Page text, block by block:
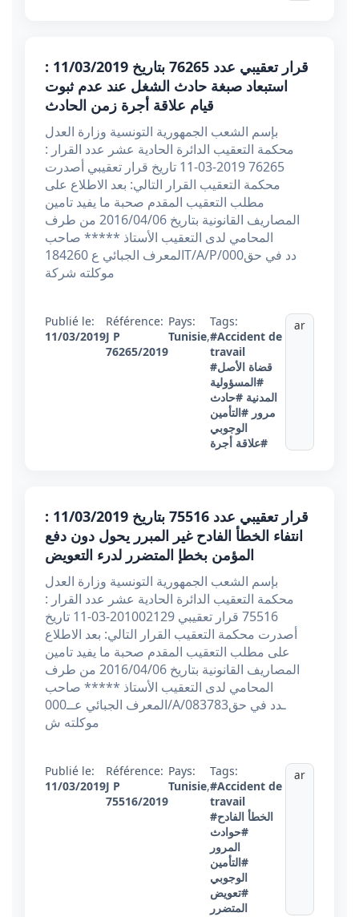
قرار تعقيبي عدد 76265 بتاريخ 11/03/2019 :
استبعاد صبغة حادث الشغل عند عدم ثبوت
قيام علاقة أجرة زمن الحادث
بإسم الشعب الجمهورية التونسية وزارة العدل
محكمة التعقيب الدائرة الحادية عشر عدد القرار :
76265 2019-03-11 تاریخ قرار تعقيبي أصدرت
محكمة التعقيب القرار التالي: بعد الاطلاع على
مطلب التعقيب المقدم صحبة ما يفيد تامين
المصاريف القانونية بتاريخ 2016/04/06 من طرف
المحامي لدى التعقيب الأستاذ ***** صاحب
المعرف الجبائي ع 184260T/A/P/000دد في حق
موكلته شركة
Publié le:
11/03/2019
Référence:
J P
76265/2019
Pays:
Tunisie,
Tags:
#Accident de
travail
#قضاة الأصل
#المسؤولية
المدنية #حادث
مرور #التأمين
الوجوبي
#علاقة أجرة
ar
قرار تعقيبي عدد 75516 بتاريخ 11/03/2019 :
انتفاء الخطأ الفادح غير المبرر يحول دون دفع
المؤمن بخطإ المتضرر لدرء التعويض
بإسم الشعب الجمهورية التونسية وزارة العدل
محكمة التعقيب الدائرة الحادية عشر عدد القرار :
75516 قرار تعقيبي 201002129-03-11 تاریخ
أصدرت محكمة التعقيب القرار التالي: بعد الاطلاع
على مطلب التعقيب المقدم صحبة ما يفيد تامين
المصاريف القانونية بتاريخ 2016/04/06 من طرف
المحامي لدى التعقيب الأستاذ ***** صاحب
المعرف الجبائي عــ000/A/083783ـدد في حق
موكلته ش
Publié le:
11/03/2019
Référence:
J P
75516/2019
Pays:
Tunisie,
Tags:
#Accident de
travail
#الخطأ الفادح
#حوادث
المرور
#التأمين
الوجوبي
#تعويض
المتضرر
ar